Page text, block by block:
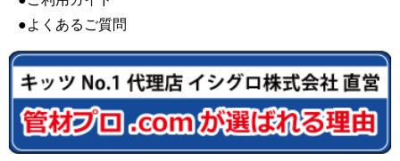
●よくあるご質問